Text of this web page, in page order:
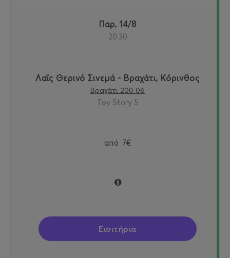
Παρ, 14/8
20:30
Λαϊς Θερινό Σινεμά - Βραχάτι, Κόρινθος
Βραχάτι 200 06
Toy Story 5
από 7€
Εισιτήρια